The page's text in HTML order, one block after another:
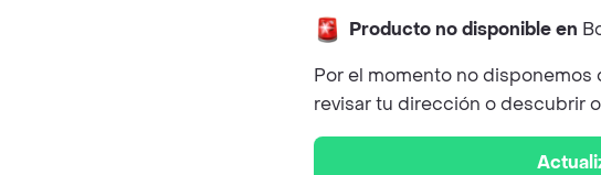
Producto no disponible en
Por el momento no
revisar tu dirección o descubrir